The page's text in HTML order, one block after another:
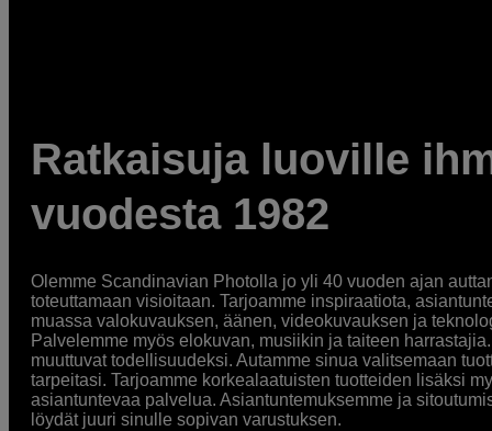
Ratkaisuja luoville
vuodesta 1982
Olemme Scandinavian Photolla jo yli 40 vuoden ajan
toteuttamaan visioitaan. Tarjoamme inspiraatiota,
muassa valokuvauksen, äänen, videokuvauksen ja
Palvelemme myös elokuvan, musiikin ja taiteen
muuttuvat todellisuudeksi. Autamme sinua valitsemaan
tarpeitasi. Tarjoamme korkealaatuisten tuotteiden lisäksi
asiantuntevaa palvelua. Asiantuntemuksemme ja
löydät juuri sinulle sopivan varustuksen.